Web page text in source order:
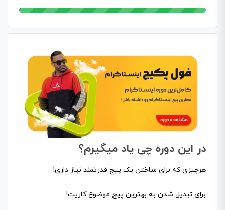
در این دوره چی یاد میگیرم؟
هرچیزی که برای ساختن یک پیج قدرتمند نیاز داری!
برای تبدیل شدن به بهترین پیج موضوع کاریت!